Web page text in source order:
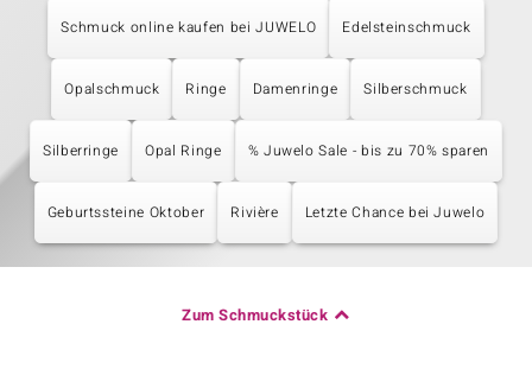
Schmuck online kaufen bei JUWELO Edelsteinschmuck
Opalschmuck Ringe Damenringe Silberschmuck
Silberringe Opal Ringe % Juwelo Sale - bis zu 70% sparen
Geburtssteine Oktober Rivière Letzte Chance bei Juwelo
Zum Schmuckstück